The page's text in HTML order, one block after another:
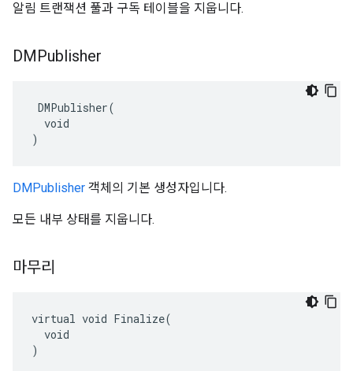
알림 트랜잭션 풀과 구독 테이블을 지웁니다.
DMPublisher
DMPublisher(
  void
)
DMPublisher 객체의 기본 생성자입니다.
모든 내부 상태를 지웁니다.
마무리
virtual void Finalize(
  void
)